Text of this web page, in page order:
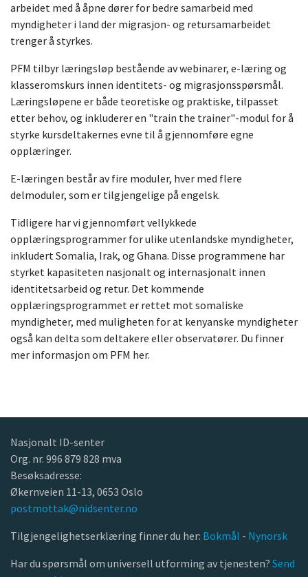
arbeidet med å åpne dører for bedre samarbeid med
myndigheter i land der migrasjon- og retursamarbeidet
trenger å styrkes.
PFM tilbyr læringsløp bestående av webinarer, e-læring og
klasseromskurs innen identitets- og migrasjonsspørsmål.
Læringsløpene er både teoretiske og praktiske, tilpasset
etter behov, og inkluderer en "train the trainer"-modul for å
styrke kursdeltakernes evne til å gjennomføre egne
opplæringer.
E-læringen består av fire moduler, hver med flere
delmoduler, som er tilgjengelige på engelsk.
Tidligere har vi gjennomført vellykkede
opplæringsprogrammer for ulike utenlandske myndigheter,
inkludert Somalia, Irak, og Ghana. Disse programmene har
styrket kapasiteten nasjonalt og internasjonalt innen
identitetsarbeid og retur. Det kommende
opplæringsprogrammet er rettet mot somaliske
myndigheter, med muligheten for at kenyanske myndigheter
også kan delta som deltakere eller observatører. Du finner
mer informasjon om PFM her.
Nasjonalt ID-senter
Org. nr. 996 879 828 mva
Besøksadresse:
Økernveien 11-13, 0653 Oslo
postmottak@nidsenter.no
Tilgjengelighetserklæring finner du her: Bokmål - Nynorsk
Har du spørsmål om universell utforming av tjenesten? Send